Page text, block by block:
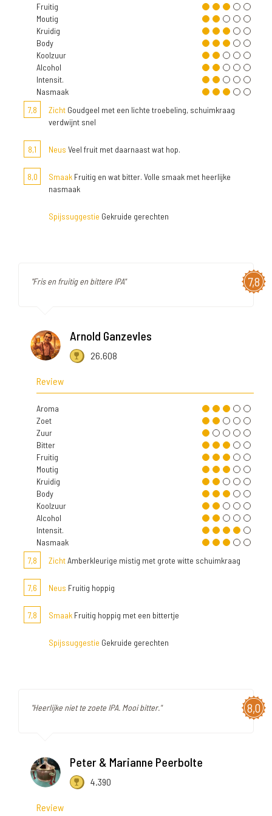
Fruitig
Moutig
Kruidig
Body
Koolzuur
Alcohol
Intensit.
Nasmaak
7,8
Zicht Goudgeel met een lichte troebeling, schuimkraag
verdwijnt snel
8,1 Neus Veel fruit met daarnaast wat hop.
8,0 Smaak Fruitig en wat bitter. Volle smaak met heerlijke
nasmaak
Spijssuggestie Gekruide gerechten
7,8
"Fris en fruitig en bittere IPA"
Arnold Ganzevles
26.608
Review
Aroma
Zoet
Zuur
Bitter
Fruitig
Moutig
Kruidig
Body
Koolzuur
Alcohol
Intensit.
Nasmaak
7,8
ZichtAmberkleurige mistig met grote witte schuimkraag
7,6 Neus Fruitig hoppig
7,8 Smaak Fruitig hoppig met een bittertje
Spijssuggestie Gekruide gerechten
8,0
"Heerlijke niet te zoete IPA. Mooi bitter."
Peter & Marianne Peerbolte
4.390
Review